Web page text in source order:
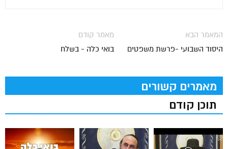
מאמר קודם
בואי כלה - בשלח
המאמר הבא
היסוד השבועי -פרשת משפטים
מאמרים קשורים
תוכן קודם